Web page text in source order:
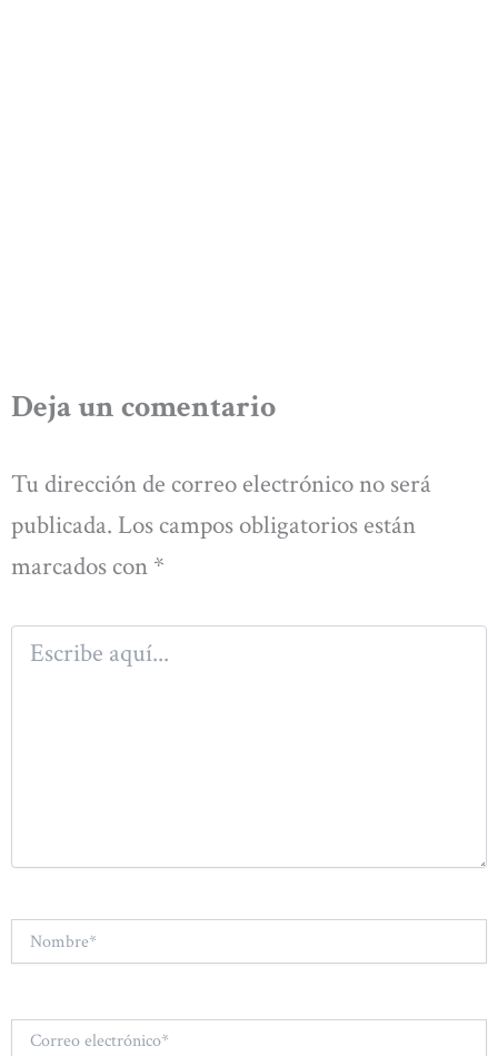
Deja un comentario
Tu dirección de correo electrónico no será
publicada. Los campos obligatorios están
marcados con *
Escribe
aquí...
Correo
electrónico*